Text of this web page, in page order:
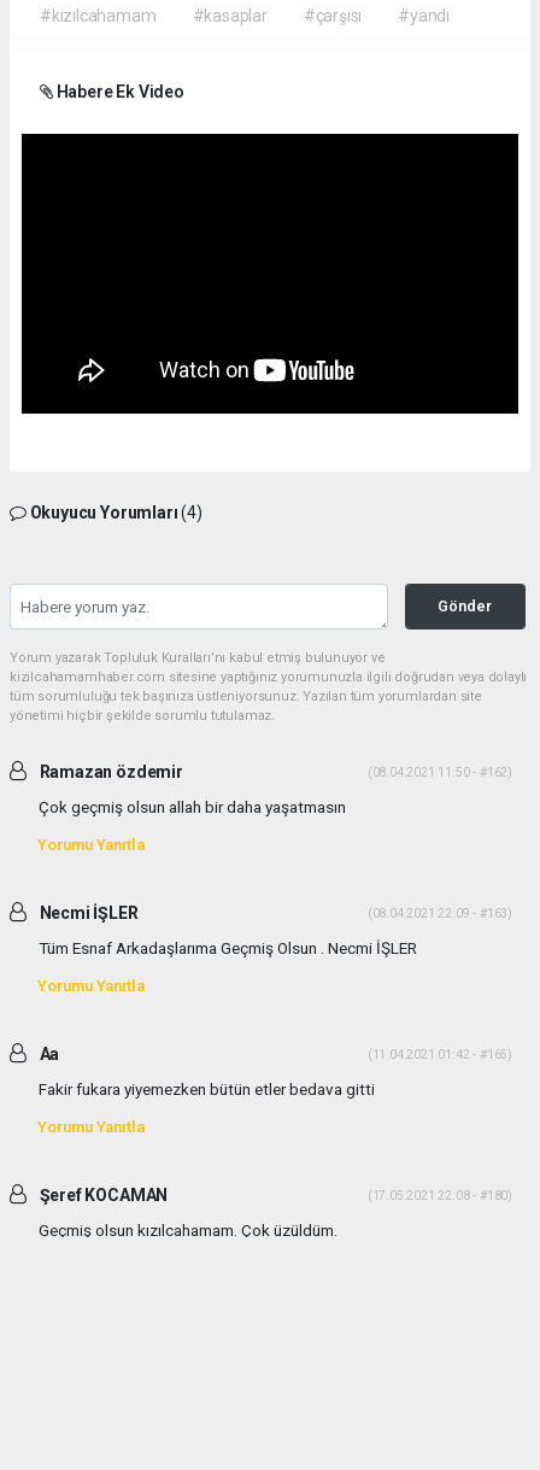
#kızılcahamam #kasaplar #çarşısı #yandı
Habere Ek Video
Okuyucu Yorumları(4)
Gönder
Yorum yazarak Topluluk Kuralları’nı kabul etmiş bulunuyor ve
kizilcahamamhaber.com sitesine yaptığınız yorumunuzla ilgili doğrudan veya dolaylı
tüm sorumluluğu tek başınıza üstleniyorsunuz. Yazılan tüm yorumlardan site
yönetimi hiçbir şekilde sorumlu tutulamaz.
Ramazan özdemir (08.04.2021 11:50 - #162)
Çok geçmiş olsun allah bir daha yaşatmasın
Yorumu Yanıtla
Necmi İŞLER (08.04.2021 22:09 - #163)
Tüm Esnaf Arkadaşlarıma Geçmiş Olsun . Necmi İŞLER
Yorumu Yanıtla
Aa (11.04.2021 01:42 - #165)
Fakir fukara yiyemezken bütün etler bedava gitti
Yorumu Yanıtla
Şeref KOCAMAN (17.05.2021 22:08 - #180)
Geçmiş olsun kızılcahamam. Çok üzüldüm.